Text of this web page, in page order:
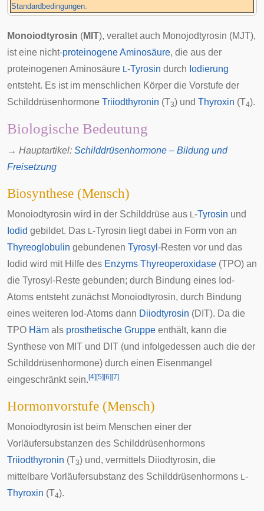
Standardbedingungen.
Monoiodtyrosin (MIT), veraltet auch Monojodtyrosin (MJT),
ist eine nicht-proteinogeneAminosäure, die aus der
proteinogenen Aminosäure L -Tyrosin durch Iodierung
entsteht. Es ist im menschlichen Körper die Vorstufe der
Schilddrüsenhormone Triiodthyronin (T3) und Thyroxin (T4).
Biologische Bedeutung
→ Hauptartikel: Schilddrüsenhormone – Bildung und
Freisetzung
Biosynthese (Mensch)
Monoiodtyrosin wird in der Schilddrüse aus L -Tyrosin und
Iodid gebildet. Das L -Tyrosin liegt dabei in Form von an
Thyreoglobulin gebundenen Tyrosyl -Resten vor und das
Iodid wird mit Hilfe des Enzyms Thyreoperoxidase (TPO) an
die Tyrosyl-Reste gebunden; durch Bindung eines Iod-
Atoms entsteht zunächst Monoiodtyrosin, durch Bindung
eines weiteren Iod-Atoms dann Diiodtyrosin (DIT). Da die
TPO Häm als prosthetische Gruppe enthält, kann die
Synthese von MIT und DIT (und infolgedessen auch die der
Schilddrüsenhormone) durch einen Eisenmangel
eingeschränkt sein. [4] [5] [6] [7]
Hormonvorstufe (Mensch)
Monoiodtyrosin ist beim Menschen einer der
Vorläufersubstanzen des Schilddrüsenhormons
Triiodthyronin (T3) und, vermittels Diiodtyrosin, die
mittelbare Vorläufersubstanz des Schilddrüsenhormons L -
Thyroxin (T4).